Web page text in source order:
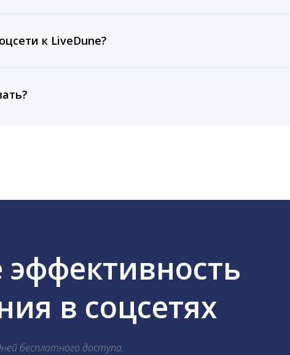
тарифа Бизнес отображаются сведения за 3 года, а
к LiveDune?
в соцсетях
бесплатного доступа.